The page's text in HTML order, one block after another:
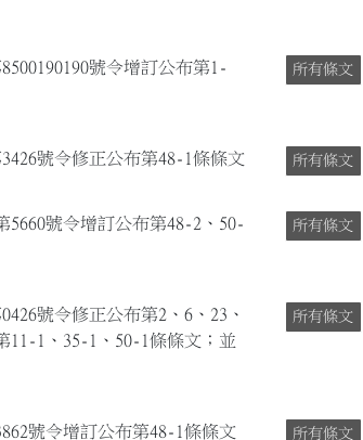
號令增訂公布第1-
所有條文
號令修正公布第48-1條條文 所有條文
5660號令增訂公布第48-2、50-
所有條文
號令修正公布第2、6、23、
11-1、35-1、50-1條條文；並
所有條文
號令增訂公布第48-1條條文 所有條文